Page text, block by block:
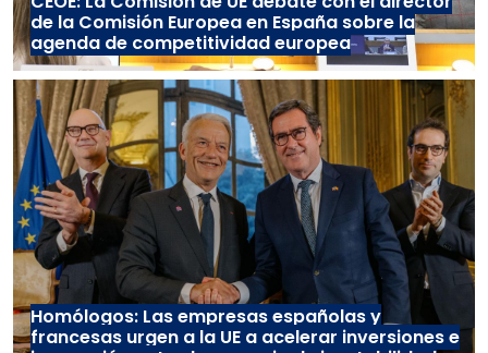
de la Comisión Europea en España sobre la
agenda de competitividad europea
Homólogos: Las empresas españolas y
francesas urgen a la UE a acelerar inversiones e